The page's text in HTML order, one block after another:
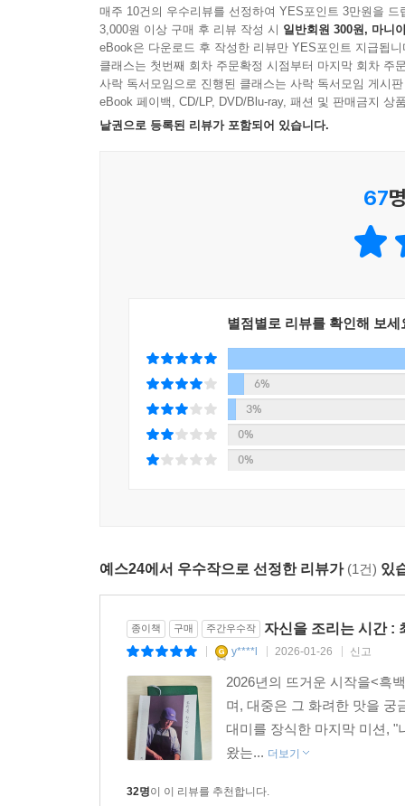
1 요리사의 재능 - 요리사를 꿈꾸는 사람들에게
2 요리사 되기
3 걱정, 걱정, 걱정
4 소소한 즐거움
5 좌절감
6 요리사가 되어서 하게 된 일 - 학교 강의
무엇인지 등 재료가 가진 맛을 제대로 이끌어낼
등의 기본 조미료에 대한 설명도 빠뜨리지 않았
담았다. 실제로 이 레시피를 따라해보면, 그가 맛
요리 팁들을 챙기다보면 어느새 요리에 대한 본인
매주 10건의 우수리뷰를 선정하여 YES포인트 3만원을 드
3,000원 이상 구매 후 리뷰 작성 시 일반회원 300원, 마니
eBook은 다운로드 후 작성한 리뷰만 YES포인트 지급됩니
클래스는 첫번째 회차 주문확정 시점부터 마지막 회차 주
사락 독서모임으로 진행된 클래스는 사락 독서모임 게시
eBook 페이백, CD/LP, DVD/Blu-ray, 패션 및 판매금지 상
낱권으로 등록된 리뷰가 포함되어 있습니다.
67
별점별로 리뷰를 확인해 보세
6%
3%
0%
0%
예스24에서 우수작으로 선정한 리뷰가 (1건) 있
종이책 구매 주간우수작 자신을 조리는 시간 :
y****l 2026-01-26 신고
2026년의 뜨거운 시작을<흑
며, 대중은 그 화려한 맛을 궁
대미를 장식한 마지막 미션, "
왔는... 더보기
32명이 이 리뷰를 추천합니다.